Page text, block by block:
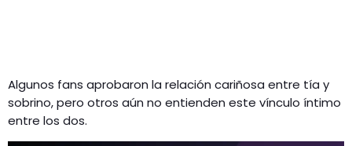
Algunos fans aprobaron la relación cariñosa entre tía y
sobrino, pero otros aún no entienden este vínculo íntimo
entre los dos.